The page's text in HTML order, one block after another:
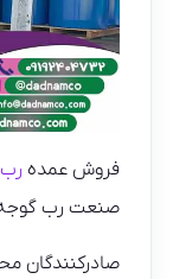
فروش عمده
صنعت رب گوجه
صادرکنندگان